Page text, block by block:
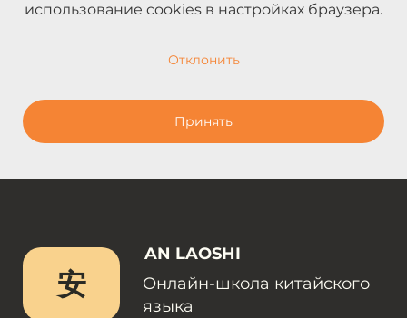
использование cookies в настройках браузера.
Отклонить
Принять
安
AN LAOSHI
Онлайн-школа китайского
языка